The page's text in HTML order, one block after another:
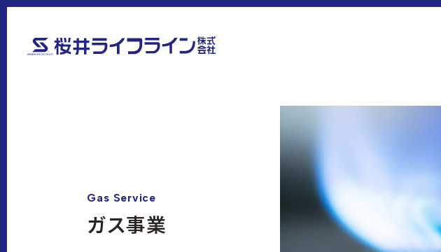
Gas Service
ガス事業